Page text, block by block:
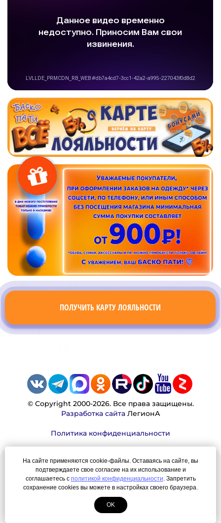
ПОЛУЧИТЬ КАРТУ ЛОЯЛЬНОСТИ
© Copyright 2000-2026. Все права защищены.
Разработка сайтаЛегионА
Политика конфиденциальности
Наша миссия:
Мы — честно, много, давно продаем вещи,
которые Вы ищете. Для нас главная ценность —
результат для нашего клиента!
На сайте применяются cookie-файлы. Оставаясь на сайте, вы
подтверждаете свое согласие на их использование и
соглашаетесь с политикой конфиденциальности. Запретить
сохранение cookies вы можете в настройках своего браузера.
OK